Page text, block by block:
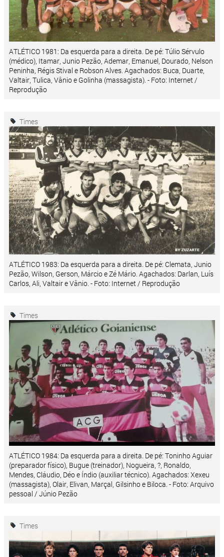
ATLÉTICO 1981: Da esquerda para a direita. De pé: Túlio Sérvulo
(médico), Itamar, Junio Pezão, Ademar, Emanuel, Dourado, Nelson
Peninha, Régis Stival e Robson Alves. Agachados: Buca, Duarte,
Valtair, Tulica, Vânio e Golinha (massagista). - Foto: Internet /
Reprodução
Times
ATLÉTICO 1983: Da esquerda para a direita. De pé: Clemata, Junio
Pezão, Wilson, Gerson, Márcio e Zé Mário. Agachados: Darlan, Luís
Carlos, Ali, Valtair e Vânio. - Foto: Internet / Reprodução
Times
ATLÉTICO 1984: Da esquerda para a direita. De pé: Toninho Aguiar
(preparador físico), Bugue (treinador), Nogueira, ?, Ronaldo,
Mendes, Cláudio, Déo e Índio (auxiliar técnico). Agachados: Xexeu
(massagista), Olair, Elivan, Marçal, Gilsinho e Biloca. - Foto: Arquivo
pessoal / Júnio Pezão
Times